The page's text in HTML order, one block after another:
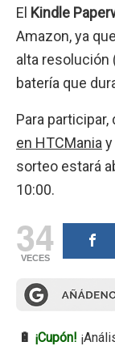
El Kindle
Amazon, ya
alta resolución
batería que
Para
en HTCMania
sorteo estará
10:00.
34
VECES
🔋 ¡Cupón!